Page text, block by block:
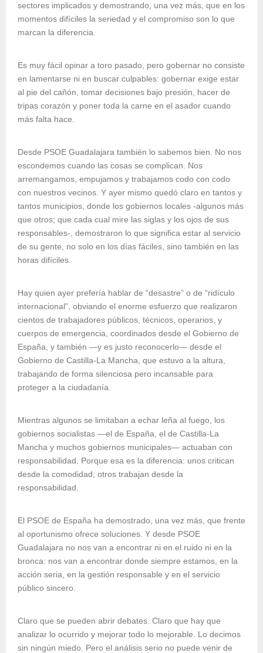
sectores implicados y demostrando, una vez más, que en los
momentos difíciles la seriedad y el compromiso son lo que
marcan la diferencia.
Es muy fácil opinar a toro pasado, pero gobernar no consiste
en lamentarse ni en buscar culpables: gobernar exige estar
al pie del cañón, tomar decisiones bajo presión, hacer de
tripas corazón y poner toda la carne en el asador cuando
más falta hace.
Desde PSOE Guadalajara también lo sabemos bien. No nos
escondemos cuando las cosas se complican. Nos
arremangamos, empujamos y trabajamos codo con codo
con nuestros vecinos. Y ayer mismo quedó claro en tantos y
tantos municipios, donde los gobiernos locales -algunos más
que otros; que cada cual mire las siglas y los ojos de sus
responsables-, demostraron lo que significa estar al servicio
de su gente, no solo en los días fáciles, sino también en las
horas difíciles.
Hay quien ayer prefería hablar de “desastre” o de “ridículo
internacional”, obviando el enorme esfuerzo que realizaron
cientos de trabajadores públicos, técnicos, operarios, y
cuerpos de emergencia, coordinados desde el Gobierno de
España, y también —y es justo reconocerlo— desde el
Gobierno de Castilla-La Mancha, que estuvo a la altura,
trabajando de forma silenciosa pero incansable para
proteger a la ciudadanía.
Mientras algunos se limitaban a echar leña al fuego, los
gobiernos socialistas —el de España, el de Castilla-La
Mancha y muchos gobiernos municipales— actuaban con
responsabilidad. Porque esa es la diferencia: unos critican
desde la comodidad; otros trabajan desde la
responsabilidad.
El PSOE de España ha demostrado, una vez más, que frente
al oportunismo ofrece soluciones. Y desde PSOE
Guadalajara no nos van a encontrar ni en el ruido ni en la
bronca: nos van a encontrar donde siempre estamos, en la
acción seria, en la gestión responsable y en el servicio
público sincero.
Claro que se pueden abrir debates. Claro que hay que
analizar lo ocurrido y mejorar todo lo mejorable. Lo decimos
sin ningún miedo. Pero el análisis serio no puede venir de